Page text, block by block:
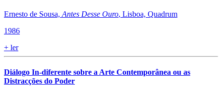
Ernesto de Sousa,Antes Desse Ouro, Lisboa, Quadrum
1986
+ ler
Diálogo In-diferente sobre a Arte Contemporânea ou as
Distracções do Poder